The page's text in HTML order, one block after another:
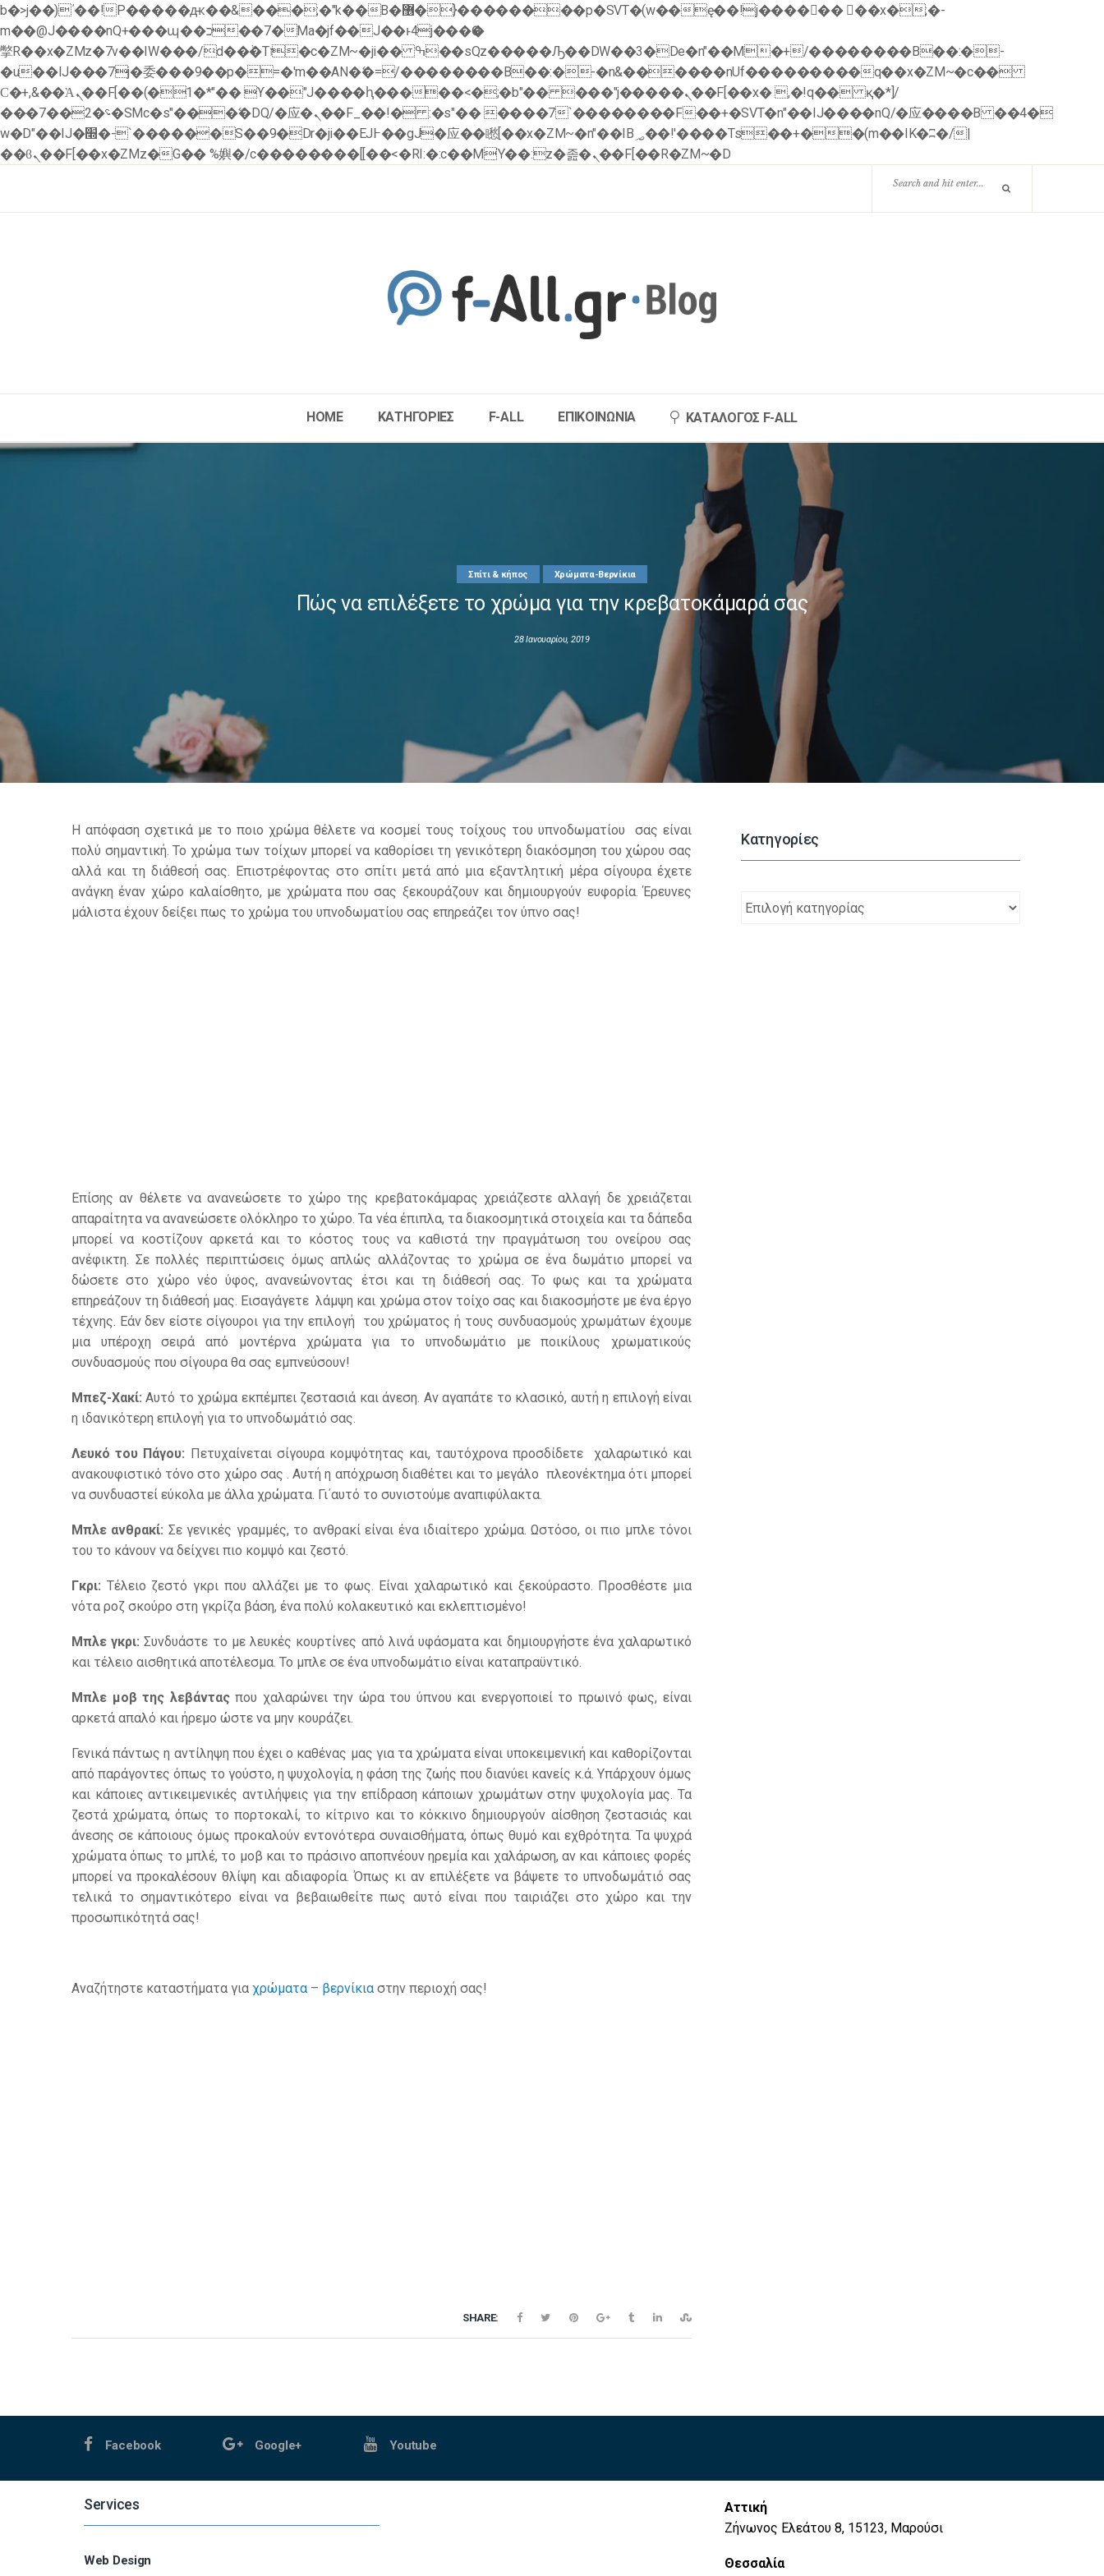
b�>j��)΄��!P�����ԫ��&���;�"k��B�޶�}��������p�SVT�(w��ę��!j������ ��x�;�-
m��@J����nQ+���պ��כ��7�Ma�jf��J��ͱ4j���Ѳ�
撆R��x�ZMz�7v��IW���/d��ٞ�Тז�c�ZM~�ji�� ߒ��sQz�����Ԡ��DW��3�De�n"��M�+/��������B��:�-
�u��IJ���7j�委���9��p�=�'m��AN�ޭ�=/��������B��:�-�n&������nUf���������q��x�ZM~�c��
Ϲ�+,&��Ὰܢ��F[��(�1�*"�� ϒ��"J����ԧ�����<�;�b"�� ���"j�����ܢ��F[��x� ,�!q�� қ�*]/
���؝�2��7�SMc�s"���ޭ�DQ/�应�ܢ��F_��!� :�s"�� ����7`��������F��+�SVT�n"��IJ����nQ/�应����B ��4�
w�D"��IJ�׭�-`������S��9�Dr�ji��EJ߅��gJ�应��矁[��x�ZM~�n"��IB؃��!'����Тѕ��+��(m��IK�ʭ�/|
��ϐܢ��F[��x�ZMz�G�� %嬩�/c��������[[��<�RI:�:c��MΎ��:z�졾�ܢ��F[��R�ZM~�D
HOME ΚΑΤΗΓΟΡΙΕΣ F-ALL ΕΠΙΚΟΙΝΩΝΙΑ ΚΑΤΑΛΟΓΟΣ F-ALL
F-ALL
Σπίτι & κήπος Χρώματα-Βερνίκια
Πώς να επιλέξετε το χρώμα για την κρεβατοκάμαρά σας
28 Ιανουαρίου, 2019
Η απόφαση σχετικά με το ποιο χρώμα θέλετε να κοσμεί τους τοίχους του υπνοδωματίου
σας είναι
πολύ σημαντική. Το χρώμα των τοίχων μπορεί να καθορίσει τη γενικότερη διακόσμηση του χώρου σας
αλλά και τη διάθεσή σας. Επιστρέφοντας στο σπίτι μετά από μια εξαντλητική μέρα σίγουρα έχετε
ανάγκη έναν χώρο καλαίσθητο, με χρώματα που σας ξεκουράζουν και δημιουργούν ευφορία. Έρευνες
μάλιστα έχουν δείξει πως το χρώμα του υπνοδωματίου σας επηρεάζει τον ύπνο σας!
Επίσης αν θέλετε να ανανεώσετε το χώρο της κρεβατοκάμαρας χρειάζεστε αλλαγή δε χρειάζεται
απαραίτητα να ανανεώσετε ολόκληρο το χώρο. Τα νέα έπιπλα, τα διακοσμητικά στοιχεία και τα δάπεδα
μπορεί να κοστίζουν αρκετά και το κόστος τους να καθιστά την πραγμάτωση του ονείρου σας
ανέφικτη. Σε πολλές περιπτώσεις όμως απλώς αλλάζοντας το χρώμα σε ένα δωμάτιο μπορεί να
δώσετε στο χώρο νέο ύφος, ανανεώνοντας έτσι και τη διάθεσή σας. Το φως και τα χρώματα
επηρεάζουν τη διάθεσή μας. Εισαγάγετε λάμψη και χρώμα στον τοίχο σας και διακοσμήστε με ένα έργο
τέχνης. Εάν δεν είστε σίγουροι για την επιλογή
του χρώματος ή τους συνδυασμούς χρωμάτων έχουμε
μια υπέροχη σειρά από μοντέρνα χρώματα για το υπνοδωμάτιο με ποικίλους χρωματικούς
συνδυασμούς που σίγουρα θα σας εμπνεύσουν!
Μπεζ-Χακί: Αυτό το χρώμα εκπέμπει ζεστασιά και άνεση. Αν αγαπάτε το κλασικό, αυτή η επιλογή είναι
η ιδανικότερη επιλογή για το υπνοδωμάτιό σας.
Λευκό του Πάγου: Πετυχαίνεται σίγουρα κομψότητας και, ταυτόχρονα προσδίδετε
χαλαρωτικό και
ανακουφιστικό τόνο στο χώρο σας . Αυτή η απόχρωση διαθέτει και το μεγάλο πλεονέκτημα ότι μπορεί
να συνδυαστεί εύκολα με άλλα χρώματα. Γι΄αυτό το συνιστούμε αναπιφύλακτα.
Μπλε ανθρακί: Σε γενικές γραμμές, το ανθρακί είναι ένα ιδιαίτερο χρώμα. Ωστόσο, οι πιο μπλε τόνοι
του το κάνουν να δείχνει πιο κομψό και ζεστό.
Γκρι: Τέλειο ζεστό γκρι που αλλάζει με το φως. Είναι χαλαρωτικό και ξεκούραστο. Προσθέστε μια
νότα ροζ σκούρο στη γκρίζα βάση, ένα πολύ κολακευτικό και εκλεπτισμένο!
Μπλε γκρι: Συνδυάστε το με λευκές κουρτίνες από λινά υφάσματα και δημιουργήστε ένα χαλαρωτικό
και τέλειο αισθητικά αποτέλεσμα. Το μπλε σε ένα υπνοδωμάτιο είναι καταπραϋντικό.
Μπλε μοβ της λεβάνταςπου χαλαρώνει την ώρα του ύπνου και ενεργοποιεί το πρωινό φως, είναι
αρκετά απαλό και ήρεμο ώστε να μην κουράζει.
Γενικά πάντως η αντίληψη που έχει ο καθένας μας για τα χρώματα είναι υποκειμενική και καθορίζονται
από παράγοντες όπως το γούστο, η ψυχολογία, η φάση της ζωής που διανύει κανείς κ.ά. Υπάρχουν όμως
και κάποιες αντικειμενικές αντιλήψεις για την επίδραση κάποιων χρωμάτων στην ψυχολογία μας. Τα
ζεστά χρώματα, όπως το πορτοκαλί, το κίτρινο και το κόκκινο δημιουργούν αίσθηση ζεστασιάς και
άνεσης σε κάποιους όμως προκαλούν εντονότερα συναισθήματα, όπως θυμό και εχθρότητα. Τα ψυχρά
χρώματα όπως το μπλέ, το μοβ και το πράσινο αποπνέουν ηρεμία και χαλάρωση, αν και κάποιες φορές
μπορεί να προκαλέσουν θλίψη και αδιαφορία. Όπως κι αν επιλέξετε να βάψετε το υπνοδωμάτιό σας
τελικά το σημαντικότερο είναι να βεβαιωθείτε πως αυτό είναι που ταιριάζει στο χώρο και την
προσωπικότητά σας!
Αναζήτηστε καταστήματα για χρώματα – βερνίκια στην περιοχή σας!
SHARE:
Kατηγορίες
Facebook Google+ Youtube
Services
Web Design
Αττική
Ζήνωνος Ελεάτου 8, 15123, Μαρούσι
Θεσσαλία